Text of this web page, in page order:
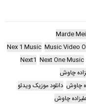
Marde
Music Video
Nex 1 Music
Next One Music
Next1
چاوش
چاوش دانلود موزیک ویدئو
چاوش